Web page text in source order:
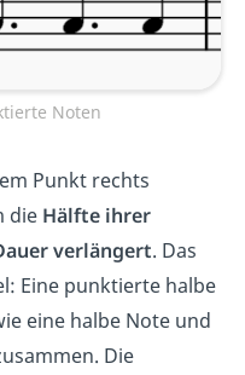
Noten
Punkt rechts
die Hälfte ihrer
verlängert. Das
Eine punktierte halbe
eine halbe Note und
Die